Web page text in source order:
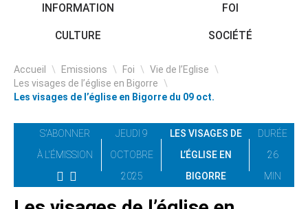
INFORMATION FOI
CULTURE SOCIÉTÉ
Accueil \ Emissions \ Foi \ Vie de l’Eglise \
Les visages de l’église en Bigorre \
Les visages de l’église en Bigorre du 09 oct.
S'ABONNER
À L'ÉMISSION
JEUDI 9
OCTOBRE
2025
LES VISAGES DE
L’ÉGLISE EN
BIGORRE
DURÉE
26
MIN